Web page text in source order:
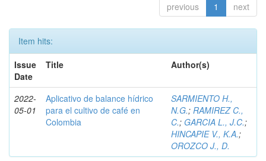
previous 1 next
Item hits:
Issue
Date
Title Author(s)
2022-
05-01
Aplicativo de balance hídrico
para el cultivo de café en
Colombia
SARMIENTO H.,
N.G.; RAMIREZ C.,
C.; GARCIA L., J.C.;
HINCAPIE V., K.A.;
OROZCO J., D.